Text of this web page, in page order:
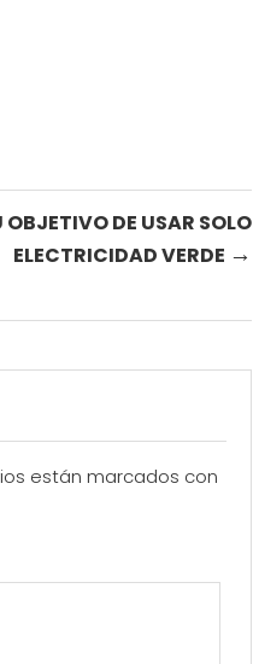
OBJETIVO DE USAR SOLO
ELECTRICIDAD VERDE →
están marcados con